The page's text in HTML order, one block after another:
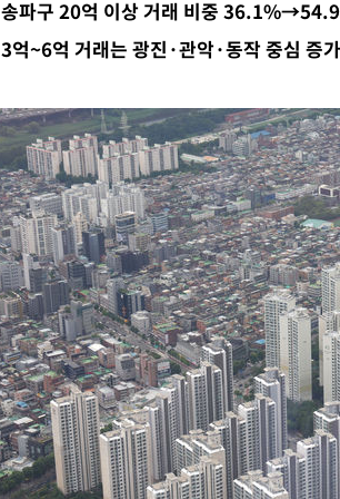
송파구 20억 이상 거래 비중
3억~6억 거래는 광진·관악·동작 중심 증가